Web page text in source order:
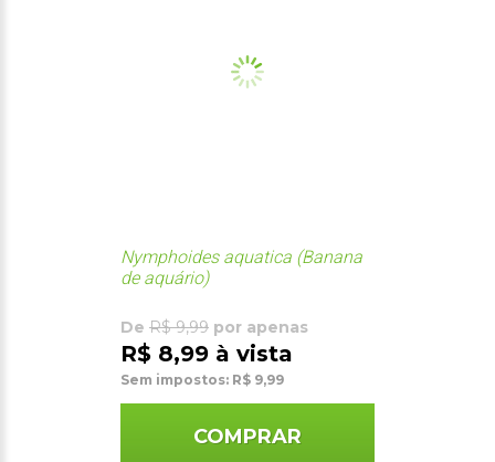
Nymphoides aquatica (Banana
de aquário)
De R$ 9,99 por apenas
R$ 8,99 à vista
Sem impostos: R$ 9,99
COMPRAR